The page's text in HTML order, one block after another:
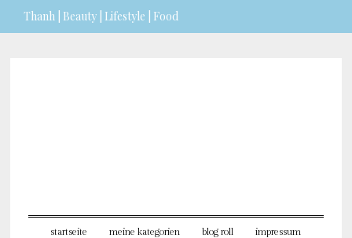
Thanh | Beauty | Lifestyle | Food
startseite meine kategorien blog roll impressum